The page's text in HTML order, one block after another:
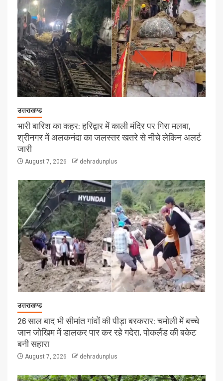
उत्तराखण्ड
भारी बारिश का कहर: हरिद्वार में काली मंदिर पर गिरा मलबा,
श्रीनगर में अलकनंदा का जलस्तर खतरे से नीचे लेकिन अलर्ट
जारी
August 7, 2026 dehradunplus
उत्तराखण्ड
26 साल बाद भी सीमांत गांवों की पीड़ा बरकरार: चमोली में बच्चे
जान जोखिम में डालकर पार कर रहे गदेरा, पोकलैंड की बकेट
बनी सहारा
August 7, 2026 dehradunplus